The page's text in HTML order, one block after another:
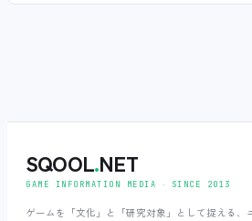
SQOOL.NET
GAME INFORMATION MEDIA ‧ SINCE 2013
ゲームを「文化」と「研究対象」として捉える、